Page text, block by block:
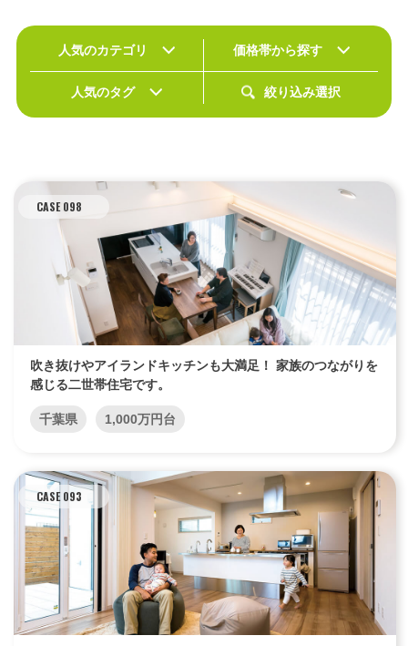
エリア限定商品
人気のカテゴリ 価格帯から探す
人気のタグ 絞り込み選択
CASE 098
吹き抜けやアイランドキッチンも大満足！ 家族のつながりを
感じる二世帯住宅です。
千葉県 1,000万円台
CASE 093